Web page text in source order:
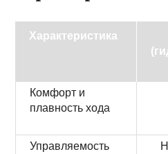
Характеристика
Комфорт и
плавность хода
Управляемость